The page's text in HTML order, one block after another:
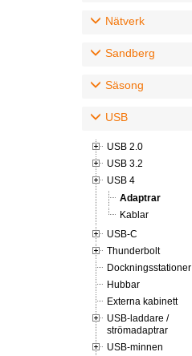
Nätverk
Sandberg
Säsong
USB
USB 2.0
USB 3.2
USB 4
Adaptrar
Kablar
USB-C
Thunderbolt
Dockningsstationer
Hubbar
Externa kabinett
USB-laddare /
strömadaptrar
USB-minnen